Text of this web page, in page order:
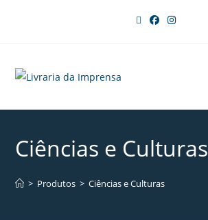
Ciências e Culturas
> Produtos > Ciências e Culturas